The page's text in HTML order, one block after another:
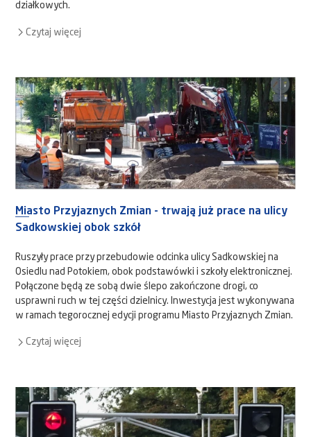
działkowych.
Czytaj więcej
Miasto Przyjaznych Zmian - trwają już prace na ulicy
Sadkowskiej obok szkół
Ruszyły prace przy przebudowie odcinka ulicy Sadkowskiej na
Osiedlu nad Potokiem, obok podstawówki i szkoły elektronicznej.
Połączone będą ze sobą dwie ślepo zakończone drogi, co
usprawni ruch w tej części dzielnicy. Inwestycja jest wykonywana
w ramach tegorocznej edycji programu Miasto Przyjaznych Zmian.
Czytaj więcej